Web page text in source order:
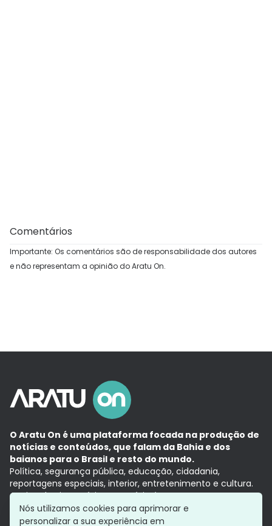
Comentários
Importante: Os comentários são de responsabilidade dos autores
e não representam a opinião do Aratu On.
O Aratu On é uma plataforma focada na produção de
notícias e conteúdos, que falam da Bahia e dos
baianos para o Brasil e resto do mundo.
Política, segurança pública, educação, cidadania,
reportagens especiais, interior, entretenimento e cultura.
Aqui, tudo vira notícia e a notícia é no tempo presente,
com a credibilidade do Grupo Aratu.
Grupo Aratu
Política de privacidade
Nós utilizamos cookies para aprimorar e
personalizar a sua experiência em